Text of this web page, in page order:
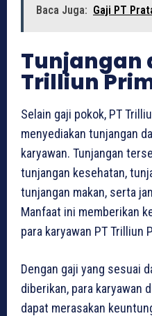
Baca Juga: Gaji PT
Tunjangan
Trilliun
Selain gaji pokok, PT
menyediakan tunjangan
karyawan. Tunjangan
tunjangan kesehatan,
tunjangan makan, serta
Manfaat ini memberikan
para karyawan PT Trilliun
Dengan gaji yang sesuai
diberikan, para karyawan
dapat merasakan